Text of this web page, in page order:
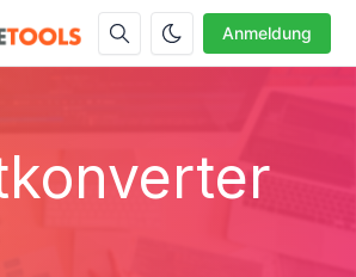
Anmeldung